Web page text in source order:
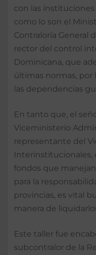
con las
como lo son el
Contraloría General
rector del control
Dominicana, que
últimas normas, por
las dependencias
En tanto que, el
Viceministerio
representante del
Interinstitucionales,
fondos que
para la
provincias, es vital
manera de
Este taller fue
subcontralor de la